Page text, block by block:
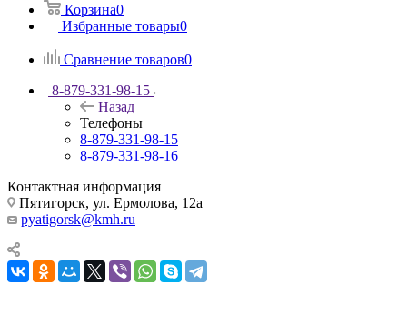
Корзина0
Избранные товары0
Сравнение товаров0
8-879-331-98-15
Назад
Телефоны
8-879-331-98-15
8-879-331-98-16
Контактная информация
Пятигорск, ул. Ермолова, 12а
pyatigorsk@kmh.ru